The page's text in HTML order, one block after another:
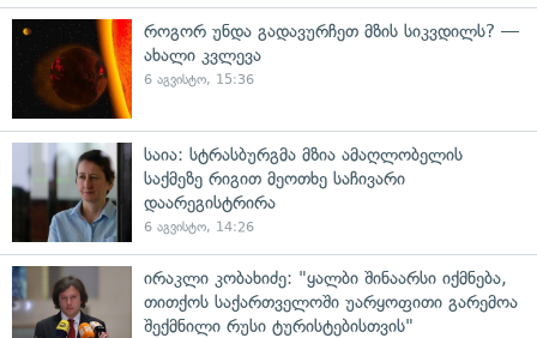
როგორ უნდა გადავურჩეთ მზის სიკვდილს? —
ახალი კვლევა
6 აგვისტო, 15:36
საია: სტრასბურგმა მზია ამაღლობელის
საქმეზე რიგით მეოთხე საჩივარი
დაარეგისტრირა
6 აგვისტო, 14:26
ირაკლი კობახიძე: "ყალბი შინაარსი იქმნება,
თითქოს საქართველოში უარყოფითი გარემოა
შექმნილი რუსი ტურისტებისთვის"